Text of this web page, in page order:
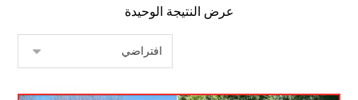
عرض النتيجة الوحيدة